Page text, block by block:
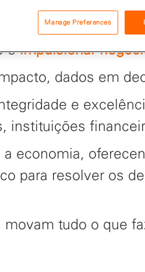
éimpulsionar
dados em
e
instituições
economia,
para resolver os
tudo o que
Manage Preferences